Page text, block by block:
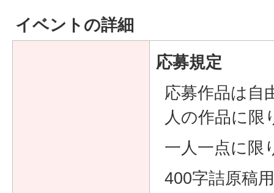
イベントの詳細
応募規定
応募作品は自
人の作品に限
一人一点に限
400字詰原稿